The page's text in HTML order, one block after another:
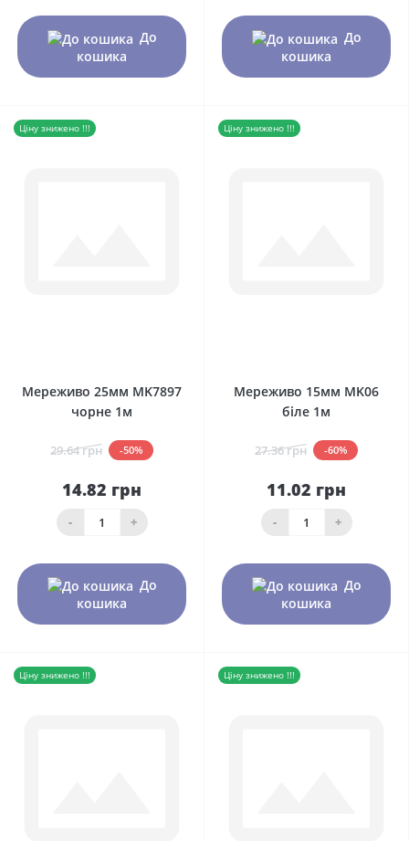
До
кошика
До
кошика
Ціну знижено !!!
Мереживо 25мм MK7897
чорне 1м
29.64 грн -50%
14.82 грн
- +
До
кошика
Ціну знижено !!!
Мереживо 15мм MK06
біле 1м
27.36 грн -60%
11.02 грн
- +
До
кошика
Ціну знижено !!! Ціну знижено !!!